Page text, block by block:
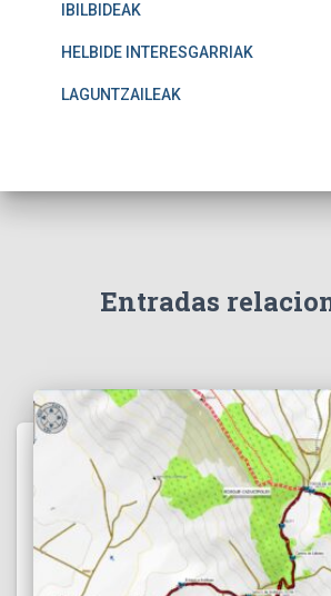
IBILBIDEAK
HELBIDE INTERESGARRIAK
LAGUNTZAILEAK
Entradas